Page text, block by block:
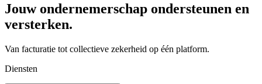
Jouw ondernemerschap ondersteunen en
versterken.
Van facturatie tot collectieve zekerheid op één platform.
Diensten